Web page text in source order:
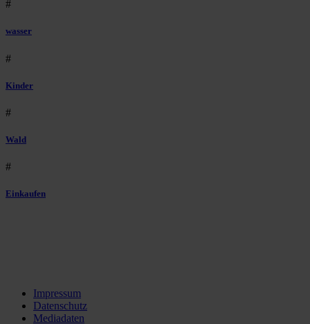
#
wasser
#
Kinder
#
Wald
#
Einkaufen
Impressum
Datenschutz
Mediadaten